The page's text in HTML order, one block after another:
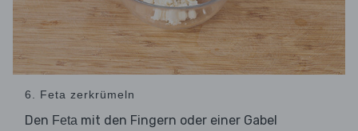
6. Feta zerkrümeln
Den Feta mit den Fingern oder einer Gabel